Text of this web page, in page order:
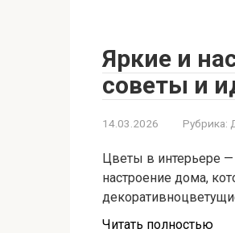
Яркие и
советы и
14.03.2026 Рубрика:
Цветы в интерьере —
настроение дома,
Читать полностью